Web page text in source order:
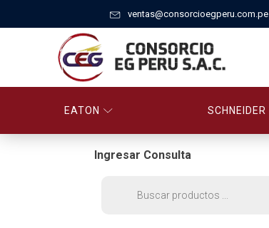
ventas@consorcioegperu.com.pe
EATON SCHNEIDER
Ingresar Consulta